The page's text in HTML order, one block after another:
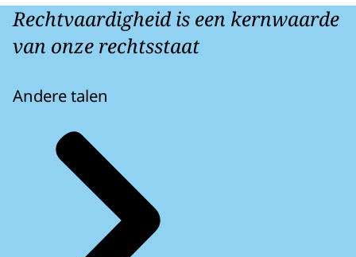
Rechtvaardigheid is een kernwaarde
van onze rechtsstaat
Andere talen